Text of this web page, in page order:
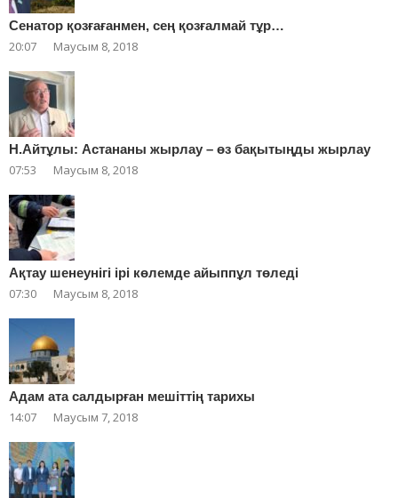
Сенатор қозғағанмен, сең қозғалмай тұр…
20:07 Маусым 8, 2018
Н.Айтұлы: Астананы жырлау – өз бақытыңды жырлау
07:53 Маусым 8, 2018
Ақтау шенеунігі ірі көлемде айыппұл төледі
07:30 Маусым 8, 2018
Адам ата салдырған мешіттің тарихы
14:07 Маусым 7, 2018